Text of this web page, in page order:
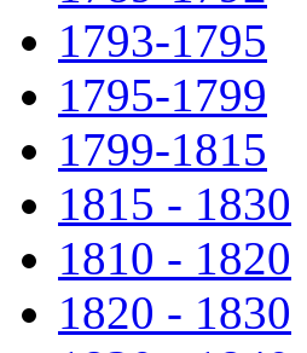
1793-1795
1795-1799
1799-1815
1815 - 1830
1810 - 1820
1820 - 1830